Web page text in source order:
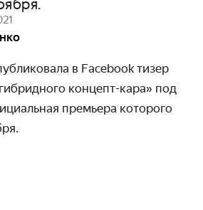
в Facebook тизер
концепт-кара» под
премьера которого